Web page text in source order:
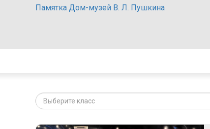
Памятка Дом-музей В. Л. Пушкина
Выберите класс